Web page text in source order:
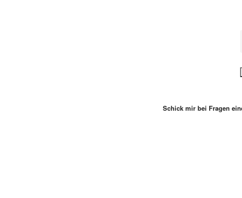
Schick mir bei Fragen